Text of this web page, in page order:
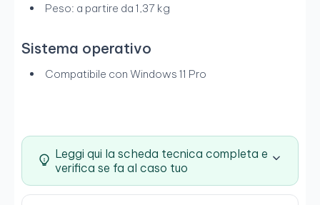
Peso: a partire da 1,37 kg
Sistema operativo
Compatibile con Windows 11 Pro
Leggi qui la scheda tecnica completa e
verifica se fa al caso tuo